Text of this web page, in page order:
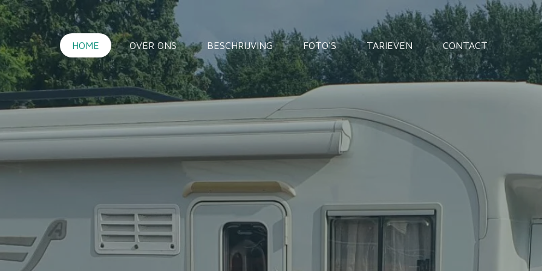
HOME OVER ONS BESCHRIJVING FOTO'S TARIEVEN CONTACT